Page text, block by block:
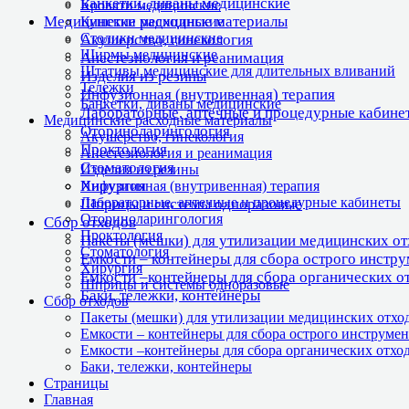
Медицинские расходные материалы
Акушерство, гинекология
Анестезиология и реанимация
Изделия из резины
Инфузионная (внутривенная) терапия
Лабораторные, аптечные и процедурные
Оториноларингология
Проктология
Стоматология
Хирургия
Шприцы и системы одноразовые
Сбор отходов
Пакеты (мешки) для утилизации медицинских
Емкости – контейнеры для сбора острого
Емкости –контейнеры для сбора органических
Баки, тележки, контейнеры
Кровати медицинские
Кушетки медицинские
Столики медицинские
Ширмы медицинские
Штативы медицинские для длительных вливаний
Тележки
Банкетки, диваны медицинские
Медицинские расходные материалы
Акушерство, гинекология
Анестезиология и реанимация
Изделия из резины
Инфузионная (внутривенная) терапия
Лабораторные, аптечные и процедурные кабинеты
Оториноларингология
Проктология
Стоматология
Хирургия
Шприцы и системы одноразовые
Сбор отходов
Пакеты (мешки) для утилизации медицинских
Емкости – контейнеры для сбора острого
Емкости –контейнеры для сбора органических
Баки, тележки, контейнеры
Страницы
Главная